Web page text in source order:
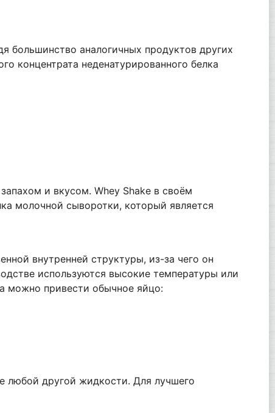
большинство аналогичных продуктов других
концентрата неденатурированного белка
и вкусом. Whey Shake в своём
молочной сыворотки, который является
внутренней структуры, из-за чего он
используются высокие температуры или
можно привести обычное яйцо:
любой другой жидкости. Для лучшего